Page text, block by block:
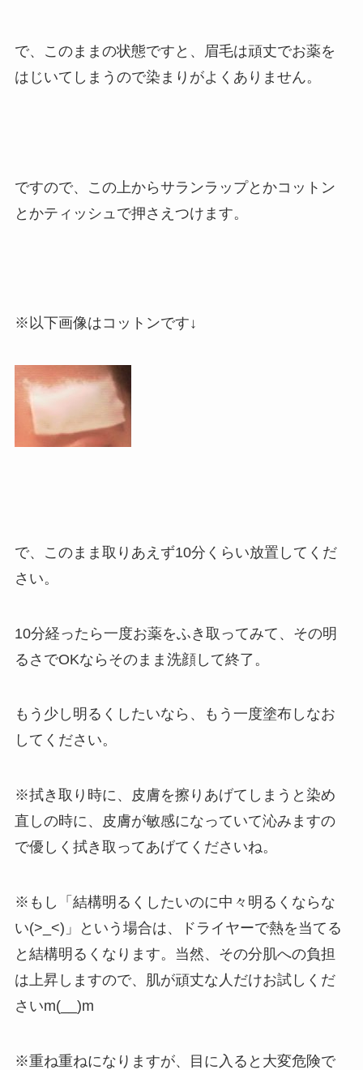
で、このままの状態ですと、眉毛は頑丈でお薬を
はじいてしまうので染まりがよくありません。
ですので、この上からサランラップとかコットン
とかティッシュで押さえつけます。
※以下画像はコットンです↓
で、このまま取りあえず10分くらい放置してくだ
さい。
10分経ったら一度お薬をふき取ってみて、その明
るさでOKならそのまま洗顔して終了。
もう少し明るくしたいなら、もう一度塗布しなお
してください。
※拭き取り時に、皮膚を擦りあげてしまうと染め
直しの時に、皮膚が敏感になっていて沁みますの
で優しく拭き取ってあげてくださいね。
※もし「結構明るくしたいのに中々明るくならな
い(>_<)」という場合は、ドライヤーで熱を当てる
と結構明るくなります。当然、その分肌への負担
は上昇しますので、肌が頑丈な人だけお試しくだ
さいm(__)m
※重ね重ねになりますが、目に入ると大変危険で